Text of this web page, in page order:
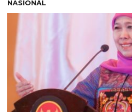
NASIONAL